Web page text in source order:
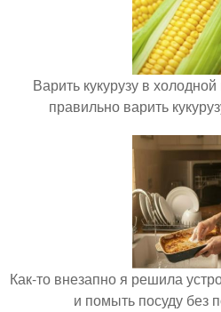
Варить кукурузу в
правильно варить
Как-то внезапно я решила
и помыть посуду без